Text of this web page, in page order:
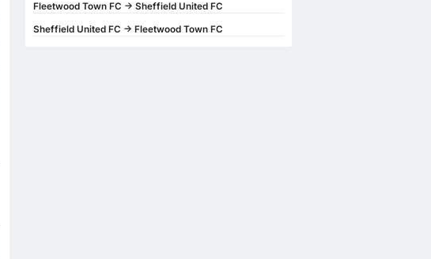
Fleetwood Town FC -> Sheffield United FC
Sheffield United FC -> Fleetwood Town FC